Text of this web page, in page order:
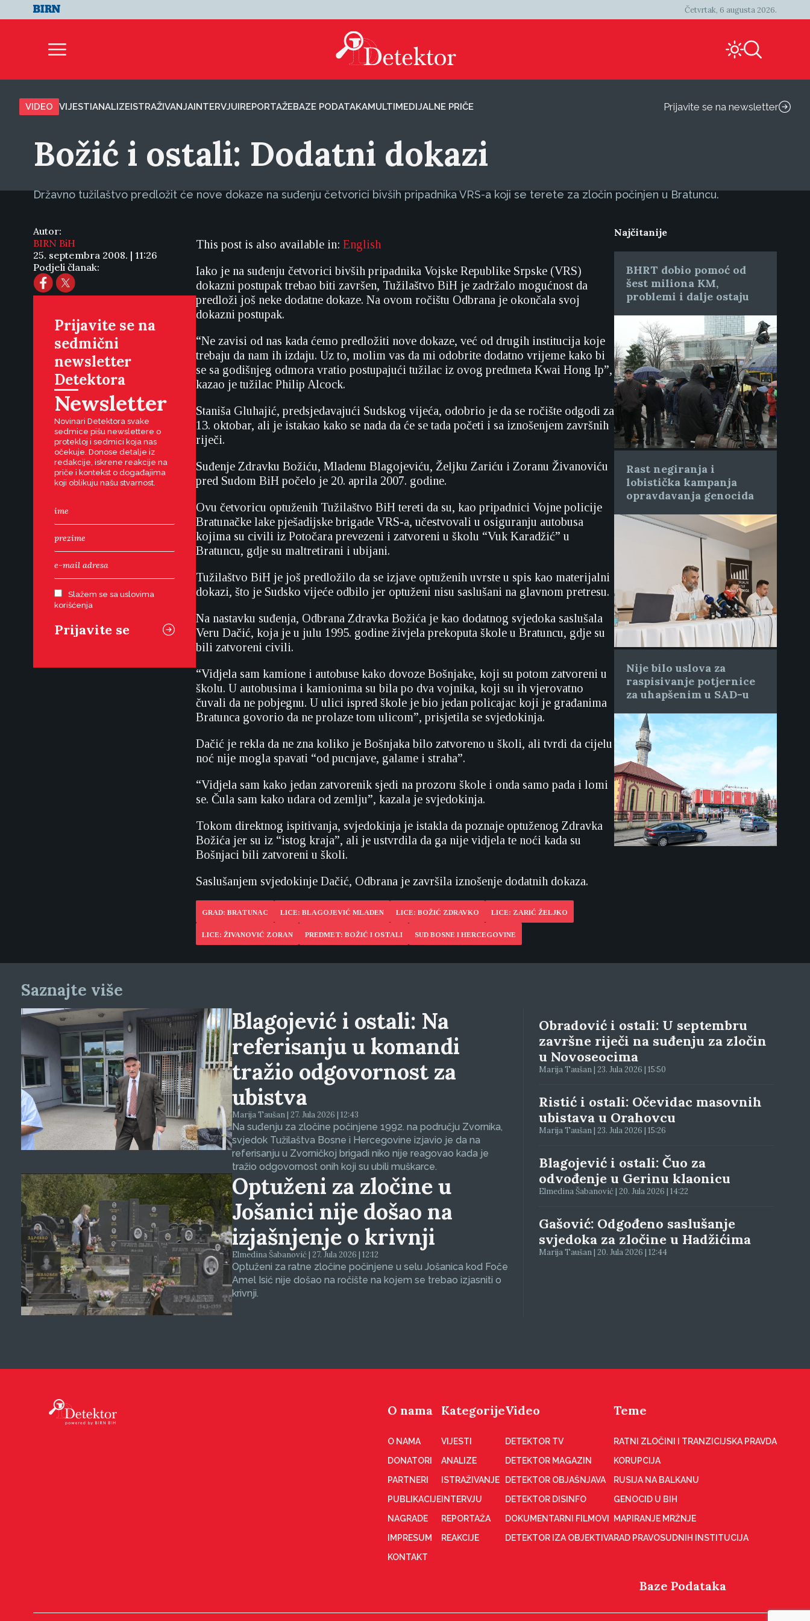
Četvrtak, 6 augusta 2026.
VIDEO VIJESTIANALIZEISTRAŽIVANJAINTERVJUIREPORTAŽEBAZE PODATAKAMULTIMEDIJALNE PRIČE Prijavite se na newsletter
Božić i ostali: Dodatni dokazi
Državno tužilaštvo predložit će nove dokaze na suđenju četvorici bivših pripadnika VRS-a koji se terete za zločin počinjen u Bratuncu.
Autor:
BIRN BiH
25. septembra 2008. | 11:26
Podjeli članak:
Prijavite se na
sedmični
newsletter
Detektora
Newsletter
Novinari Detektora svake
sedmice pišu newslettere o
protekloj i sedmici koja nas
očekuje. Donose detalje iz
redakcije, iskrene reakcije na
priče i kontekst o događajima
koji oblikuju našu stvarnost.
Slažem se sa uslovima
korišćenja
This post is also available in: English
Iako je na suđenju četvorici bivših pripadnika Vojske Republike Srpske (VRS)
dokazni postupak trebao biti završen, Tužilaštvo BiH je zadržalo mogućnost da
predloži još neke dodatne dokaze. Na ovom ročištu Odbrana je okončala svoj
dokazni postupak.
“Ne zavisi od nas kada ćemo predložiti nove dokaze, već od drugih institucija koje
trebaju da nam ih izdaju. Uz to, molim vas da mi odobrite dodatno vrijeme kako bi
se sa godišnjeg odmora vratio postupajući tužilac iz ovog predmeta Kwai Hong Ip”,
kazao je tužilac Philip Alcock.
Staniša Gluhajić, predsjedavajući Sudskog vijeća, odobrio je da se ročište odgodi za
13. oktobar, ali je istakao kako se nada da će se tada početi i sa iznošenjem završnih
riječi.
Suđenje Zdravku Božiću, Mladenu Blagojeviću, Željku Zariću i Zoranu Živanoviću
pred Sudom BiH počelo je 20. aprila 2007. godine.
Ovu četvoricu optuženih Tužilaštvo BiH tereti da su, kao pripadnici Vojne policije
Bratunačke lake pješadijske brigade VRS-a, učestvovali u osiguranju autobusa
kojima su civili iz Potočara prevezeni i zatvoreni u školu “Vuk Karadžić” u
Bratuncu, gdje su maltretirani i ubijani.
Tužilaštvo BiH je još predložilo da se izjave optuženih uvrste u spis kao materijalni
dokazi, što je Sudsko vijeće odbilo jer optuženi nisu saslušani na glavnom pretresu.
Na nastavku suđenja, Odbrana Zdravka Božića je kao dodatnog svjedoka saslušala
Veru Dačić, koja je u julu 1995. godine živjela prekoputa škole u Bratuncu, gdje su
bili zatvoreni civili.
“Vidjela sam kamione i autobuse kako dovoze Bošnjake, koji su potom zatvoreni u
školu. U autobusima i kamionima su bila po dva vojnika, koji su ih vjerovatno
čuvali da ne pobjegnu. U ulici ispred škole je bio jedan policajac koji je građanima
Bratunca govorio da ne prolaze tom ulicom”, prisjetila se svjedokinja.
Dačić je rekla da ne zna koliko je Bošnjaka bilo zatvoreno u školi, ali tvrdi da cijelu
noć nije mogla spavati “od pucnjave, galame i straha”.
“Vidjela sam kako jedan zatvorenik sjedi na prozoru škole i onda samo pada i lomi
se. Čula sam kako udara od zemlju”, kazala je svjedokinja.
Tokom direktnog ispitivanja, svjedokinja je istakla da poznaje optuženog Zdravka
Božića jer su iz “istog kraja”, ali je ustvrdila da ga nije vidjela te noći kada su
Bošnjaci bili zatvoreni u školi.
Saslušanjem svjedokinje Dačić, Odbrana je završila iznošenje dodatnih dokaza.
GRAD: BRATUNAC LICE: BLAGOJEVIĆ MLADEN LICE: BOŽIĆ ZDRAVKO LICE: ZARIĆ ŽELJKO
LICE: ŽIVANOVIĆ ZORAN PREDMET: BOŽIĆ I OSTALI SUD BOSNE I HERCEGOVINE
Najčitanije
BHRT dobio pomoć od
šest miliona KM,
problemi i dalje ostaju
Rast negiranja i
lobistička kampanja
opravdavanja genocida
Nije bilo uslova za
raspisivanje potjernice
za uhapšenim u SAD-u
Saznajte više
Blagojević i ostali: Na
referisanju u komandi
tražio odgovornost za
ubistva
Marija Taušan | 27. Jula 2026 | 12:43
Na suđenju za zločine počinjene 1992. na području Zvornika,
svjedok Tužilaštva Bosne i Hercegovine izjavio je da na
referisanju u Zvorničkoj brigadi niko nije reagovao kada je
tražio odgovornost onih koji su ubili muškarce.
Optuženi za zločine u
Jošanici nije došao na
izjašnjenje o krivnji
Elmedina Šabanović | 27. Jula 2026 | 12:12
Optuženi za ratne zločine počinjene u selu Jošanica kod Foče
Amel Isić nije došao na ročište na kojem se trebao izjasniti o
krivnji.
Obradović i ostali: U septembru
završne riječi na suđenju za zločin
u Novoseocima
Marija Taušan | 23. Jula 2026 | 15:50
Ristić i ostali: Očevidac masovnih
ubistava u Orahovcu
Marija Taušan | 23. Jula 2026 | 15:26
Blagojević i ostali: Čuo za
odvođenje u Gerinu klaonicu
Elmedina Šabanović | 20. Jula 2026 | 14:22
Gašović: Odgođeno saslušanje
svjedoka za zločine u Hadžićima
Marija Taušan | 20. Jula 2026 | 12:44
O nama
O NAMA
DONATORI
PARTNERI
PUBLIKACIJE
NAGRADE
IMPRESUM
KONTAKT
Kategorije
VIJESTI
ANALIZE
ISTRAŽIVANJE
INTERVJU
REPORTAŽA
REAKCIJE
Video
DETEKTOR TV
DETEKTOR MAGAZIN
DETEKTOR OBJAŠNJAVA
DETEKTOR DISINFO
DOKUMENTARNI FILMOVI
DETEKTOR IZA OBJEKTIVA
Teme
RATNI ZLOČINI I TRANZICIJSKA PRAVDA
KORUPCIJA
RUSIJA NA BALKANU
GENOCID U BIH
MAPIRANJE MRŽNJE
RAD PRAVOSUDNIH INSTITUCIJA
Baze Podataka